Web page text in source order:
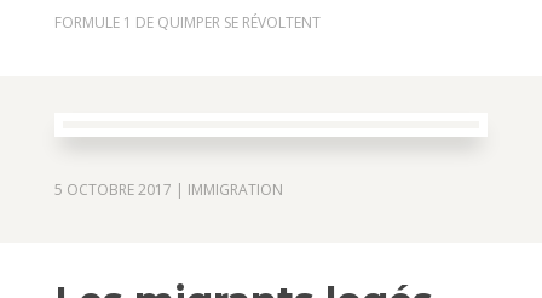
FORMULE 1 DE QUIMPER SE RÉVOLTENT
5 OCTOBRE 2017 | IMMIGRATION